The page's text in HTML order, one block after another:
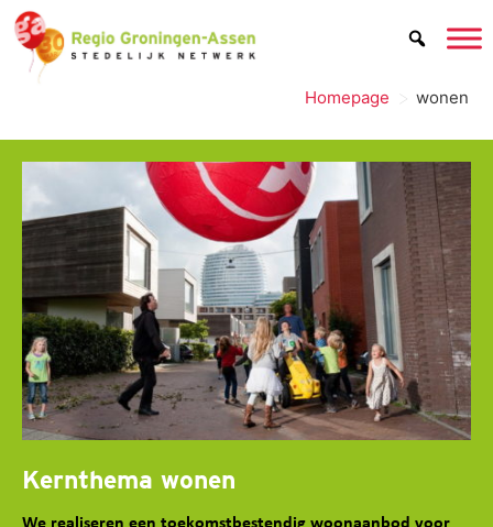
de
inhoud
Homepage > wonen
Kernthema wonen